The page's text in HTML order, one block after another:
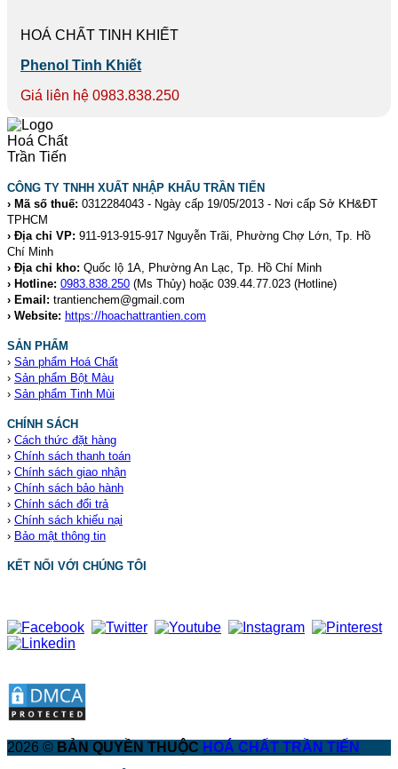
HOÁ CHẤT TINH KHIẾT
Phenol Tinh Khiết
Giá liên hệ 0983.838.250
CÔNG TY TNHH XUẤT NHẬP KHẨU TRẦN TIẾN
› Mã số thuế: 0312284043 - Ngày cấp 19/05/2013 - Nơi cấp Sở KH&ĐT
TPHCM
› Địa chỉ VP: 911-913-915-917 Nguyễn Trãi, Phường Chợ Lớn, Tp. Hồ
Chí Minh
› Địa chỉ kho: Quốc lộ 1A, Phường An Lạc, Tp. Hồ Chí Minh
› Hotline: 0983.838.250 (Ms Thủy) hoặc 039.44.77.023 (Hotline)
› Email: trantienchem@gmail.com
› Website: https://hoachattrantien.com
SẢN PHẨM
› Sản phẩm Hoá Chất
› Sản phẩm Bột Màu
› Sản phẩm Tinh Mùi
CHÍNH SÁCH
› Cách thức đặt hàng
› Chính sách thanh toán
› Chính sách giao nhận
› Chính sách bảo hành
› Chính sách đổi trả
› Chính sách khiếu nại
› Bảo mật thông tin
KẾT NỐI VỚI CHÚNG TÔI
2026 © BẢN QUYỀN THUỘC HOÁ CHẤT TRẦN TIẾN